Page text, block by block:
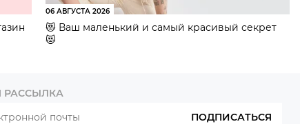
06 АВГУСТА 2026
😻 Ваш маленький и самый красивый секрет
😻
РАССЫЛКА
ПОДПИСАТЬСЯ